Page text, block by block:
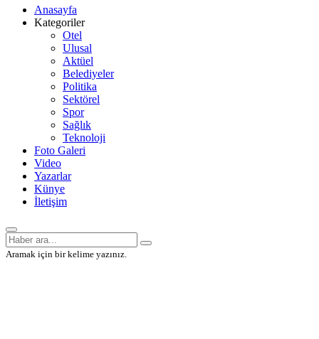
Anasayfa
Kategoriler
Otel
Ulusal
Aktüel
Belediyeler
Politika
Sektörel
Spor
Sağlık
Teknoloji
Foto Galeri
Video
Yazarlar
Künye
İletişim
Aramak için bir kelime yazınız.